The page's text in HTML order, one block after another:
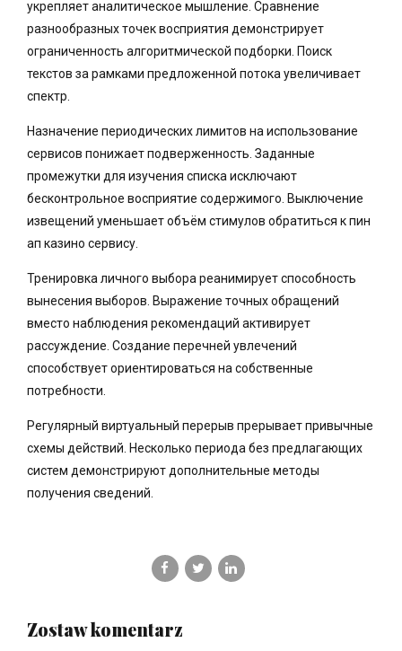
укрепляет аналитическое мышление. Сравнение
разнообразных точек восприятия демонстрирует
ограниченность алгоритмической подборки. Поиск
текстов за рамками предложенной потока увеличивает
спектр.
Назначение периодических лимитов на использование
сервисов понижает подверженность. Заданные
промежутки для изучения списка исключают
бесконтрольное восприятие содержимого. Выключение
извещений уменьшает объём стимулов обратиться к пин
ап казино сервису.
Тренировка личного выбора реанимирует способность
вынесения выборов. Выражение точных обращений
вместо наблюдения рекомендаций активирует
рассуждение. Создание перечней увлечений
способствует ориентироваться на собственные
потребности.
Регулярный виртуальный перерыв прерывает привычные
схемы действий. Несколько периода без предлагающих
систем демонстрируют дополнительные методы
получения сведений.
Zostaw komentarz